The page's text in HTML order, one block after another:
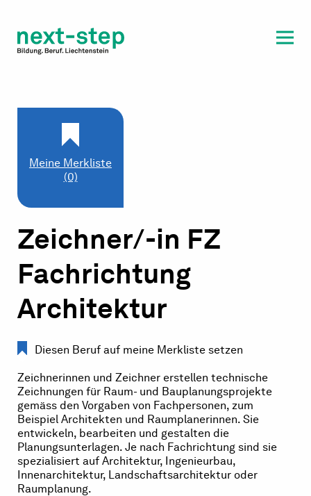
Beratung & Unterstützung
Meine Merkliste
(0)
Zeichner/-in FZ
Fachrichtung
Architektur
Diesen Beruf auf meine Merkliste setzen
Zeichnerinnen und Zeichner erstellen technische
Zeichnungen für Raum- und Bauplanungsprojekte
gemäss den Vorgaben von Fachpersonen, zum
Beispiel Architekten und Raumplanerinnen. Sie
entwickeln, bearbeiten und gestalten die
Planungsunterlagen. Je nach Fachrichtung sind sie
spezialisiert auf Architektur, Ingenieurbau,
Innenarchitektur, Landschaftsarchitektur oder
Raumplanung.